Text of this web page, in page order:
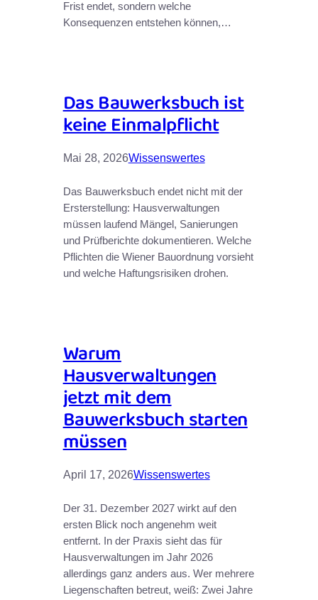
Frist endet, sondern welche
Konsequenzen entstehen können,…
Das Bauwerksbuch ist
keine Einmalpflicht
Mai 28, 2026Wissenswertes
Das Bauwerksbuch endet nicht mit der
Ersterstellung: Hausverwaltungen
müssen laufend Mängel, Sanierungen
und Prüfberichte dokumentieren. Welche
Pflichten die Wiener Bauordnung vorsieht
und welche Haftungsrisiken drohen.
Warum
Hausverwaltungen
jetzt mit dem
Bauwerksbuch starten
müssen
April 17, 2026Wissenswertes
Der 31. Dezember 2027 wirkt auf den
ersten Blick noch angenehm weit
entfernt. In der Praxis sieht das für
Hausverwaltungen im Jahr 2026
allerdings ganz anders aus. Wer mehrere
Liegenschaften betreut, weiß: Zwei Jahre